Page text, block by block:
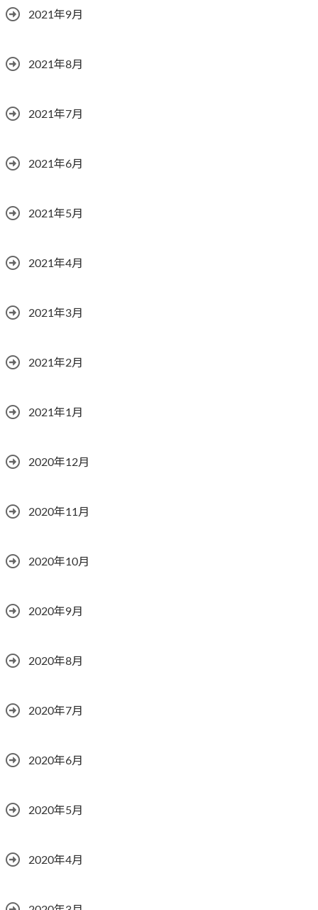
2021年9月
2021年8月
2021年7月
2021年6月
2021年5月
2021年4月
2021年3月
2021年2月
2021年1月
2020年12月
2020年11月
2020年10月
2020年9月
2020年8月
2020年7月
2020年6月
2020年5月
2020年4月